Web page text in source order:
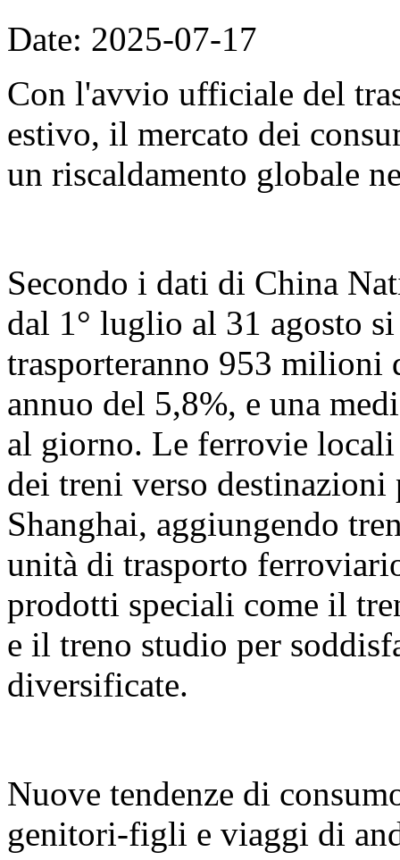
Date: 2025-07-17
Con l'avvio ufficiale del
estivo, il mercato dei
un riscaldamento globale
Secondo i dati di China
dal 1° luglio al 31 agosto
trasporteranno 953 milioni
annuo del 5,8%, e una
al giorno. Le ferrovie locali
dei treni verso
Shanghai, aggiungendo
unità di trasporto
prodotti speciali come il
e il treno studio per
diversificate.
Nuove tendenze di
genitori-figli e viaggi di